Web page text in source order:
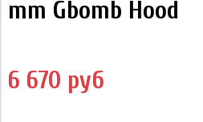
mm Gbomb Hood
6 670 руб